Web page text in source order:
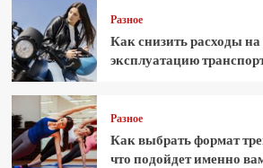
Разное
Как снизить расходы
эксплуатацию
Разное
Как выбрать формат
что подойдет именно